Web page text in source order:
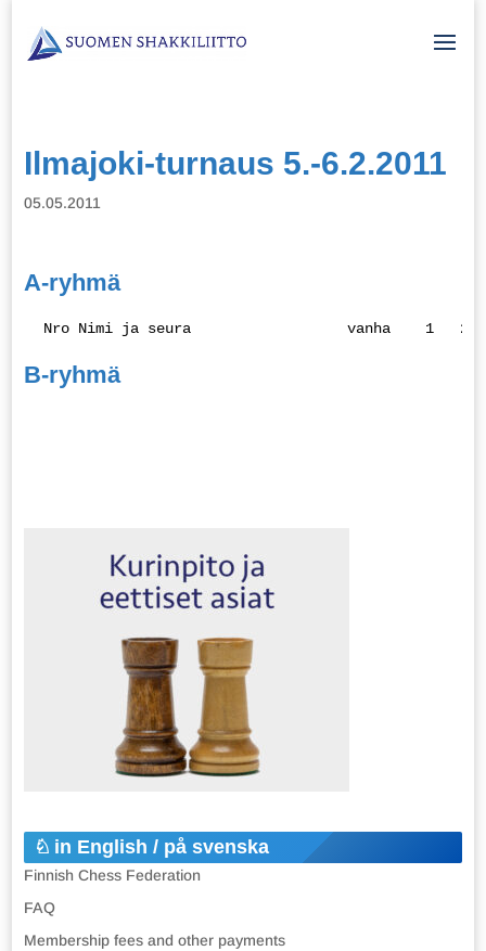
Ilmajoki-turnaus 5.-6.2.2011
05.05.2011
A-ryhmä
Nro Nimi ja seura                  vanha    1   2
B-ryhmä
in English / på svenska
Finnish Chess Federation
FAQ
Membership fees and other payments